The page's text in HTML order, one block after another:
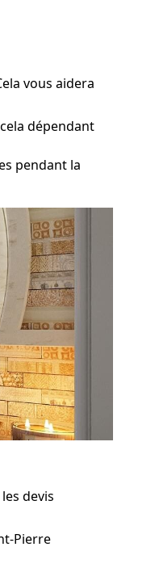
vous aidera
dépendant
pendant la
devis
Pierre